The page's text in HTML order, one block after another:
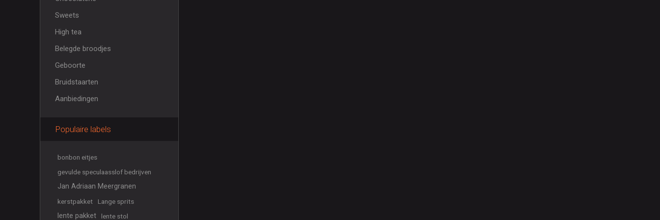
Sweets
High tea
Belegde broodjes
Geboorte
Bruidstaarten
Aanbiedingen
Populaire labels
bonbon eitjes
gevulde speculaasslof bedrijven
Jan Adriaan Meergranen
kerstpakket Lange sprits
lente pakket lente stol